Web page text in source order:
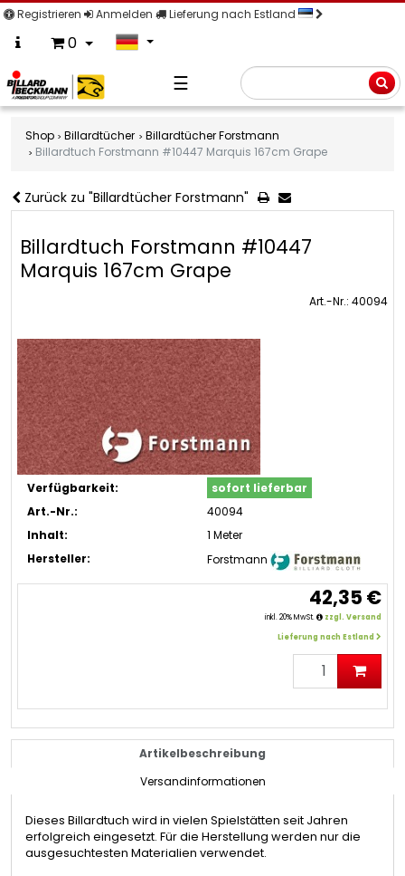
Registrieren Anmelden Lieferung nach Estland
0
☰
Shop Billardtücher
Billardtücher Forstmann
Billardtuch Forstmann #10447 Marquis 167cm Grape
Zurück zu "Billardtücher Forstmann"
Billardtuch Forstmann #10447
Marquis 167cm Grape
Art.-Nr.: 40094
Verfügbarkeit:
sofort lieferbar
Art.-Nr.:
40094
Inhalt:
1 Meter
Hersteller:
Forstmann
42,35 €
inkl. 20% MwSt.
zzgl. Versand
Lieferung nach Estland
Artikelbeschreibung
Versandinformationen
Dieses Billardtuch wird in vielen Spielstätten seit Jahren
erfolgreich eingesetzt. Für die Herstellung werden nur die
ausgesuchtesten Materialien verwendet.